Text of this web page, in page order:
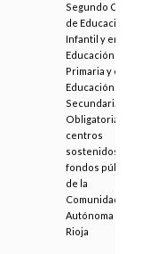
Segundo Ciclo
de Educación
Infantil y en
Educación
Primaria y en
Educación
Secundaria
Obligatoria en
centros
sostenidos con
fondos públicos
de la
Comunidad
Autónoma de La
Rioja